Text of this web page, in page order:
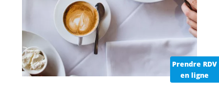
Prendre RDV
en ligne